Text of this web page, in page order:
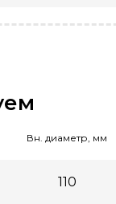
Вн. диаметр, мм
110